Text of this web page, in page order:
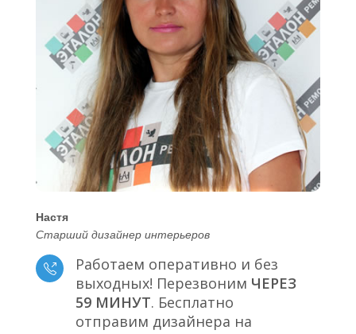
Настя
Старший дизайнер интерьеров
Работаем оперативно и без
выходных! Перезвоним ЧЕРЕЗ
59 МИНУТ. Бесплатно
отправим дизайнера на